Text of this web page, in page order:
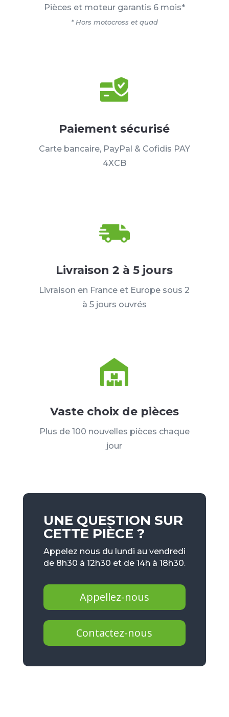
Pièces et moteur garantis 6 mois*
* Hors motocross et quad
Paiement sécurisé
Carte bancaire, PayPal & Cofidis PAY
4XCB
Livraison 2 à 5 jours
Livraison en France et Europe sous 2
à 5 jours ouvrés
Vaste choix de pièces
Plus de 100 nouvelles pièces chaque
jour
UNE QUESTION SUR
CETTE PIÈCE ?
Appelez nous du lundi au vendredi
de 8h30 à 12h30 et de 14h à 18h30.
Appellez-nous
Contactez-nous